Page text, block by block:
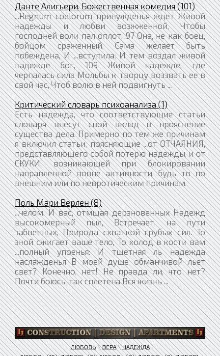
Данте Алигьери. Божественная комедия (101)
...Regnum coelorum принужденья ждет Живой
надежды и любви возжженной, Чтобы
господней воли пал оплот. 97 Она, не как боец,
бойцом сраженный, Сама желает быть
побеждена, И ...вступила; И тем воздал живой
надежде бог, 109 Живой надежде, где
черпалась сила Мольбы к творцу воззвать ее в
свой час, Чтоб волю в ней подвигнуть ...
Критический словарь психоанализа (1)
Есть надежда, что соответствующие статьи
словаря внесут свой вклад в прояснение
существа дела. Примерно по тем же причинам
я включил статьи, поясняющие ...от ОТЧАЯНИЯ,
представляющего собой потерю надежды, и от
СКУКИ, возникающей при блокировании
направленной вовне активности, будь то по
внешним или по невротическим причинам.
Поль Мари Верлен (8)
...челом, И вас, отмщая дерзновенных Надежд
высокомерный пыл, Встречает, на пути
забвенных, Природа схваткой грубых сил. То
зной сжигает ваше тело, То холод в кости вам
...полный упоенья: И тщетная ль надежда
наслажденья В моей душе обманчивой льет
свет? Конечно, нет! Не правда ли, что нет?
Почти боюсь, так сплетена Вся жизнь ...
ЛЮБОВЬ\ВЕРА\НАДЕЖДА